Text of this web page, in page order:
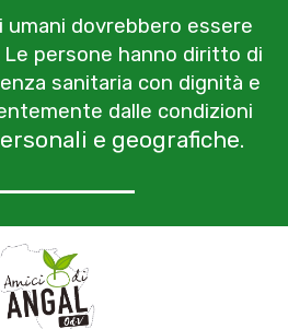
dovrebbero essere
persone hanno diritto di
sanitaria con dignità e
dalle condizioni
e geografiche.